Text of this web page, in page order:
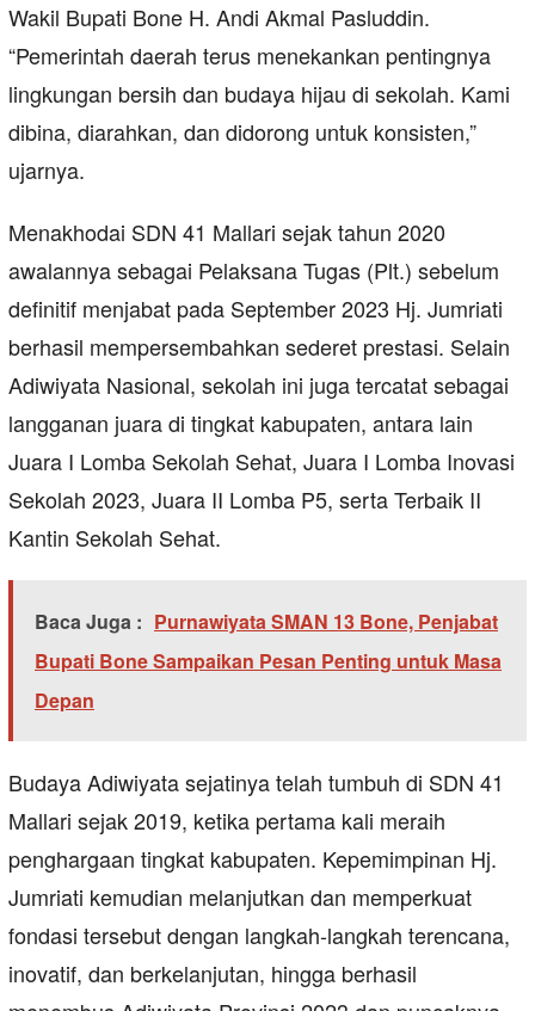
Wakil Bupati Bone H. Andi Akmal Pasluddin.
“Pemerintah daerah terus menekankan pentingnya
lingkungan bersih dan budaya hijau di sekolah. Kami
dibina, diarahkan, dan didorong untuk konsisten,”
ujarnya.
Menakhodai SDN 41 Mallari sejak tahun 2020
awalannya sebagai Pelaksana Tugas (Plt.) sebelum
definitif menjabat pada September 2023 Hj. Jumriati
berhasil mempersembahkan sederet prestasi. Selain
Adiwiyata Nasional, sekolah ini juga tercatat sebagai
langganan juara di tingkat kabupaten, antara lain
Juara I Lomba Sekolah Sehat, Juara I Lomba Inovasi
Sekolah 2023, Juara II Lomba P5, serta Terbaik II
Kantin Sekolah Sehat.
Baca Juga : Purnawiyata SMAN 13 Bone, Penjabat
Bupati Bone Sampaikan Pesan Penting untuk Masa
Depan
Budaya Adiwiyata sejatinya telah tumbuh di SDN 41
Mallari sejak 2019, ketika pertama kali meraih
penghargaan tingkat kabupaten. Kepemimpinan Hj.
Jumriati kemudian melanjutkan dan memperkuat
fondasi tersebut dengan langkah-langkah terencana,
inovatif, dan berkelanjutan, hingga berhasil